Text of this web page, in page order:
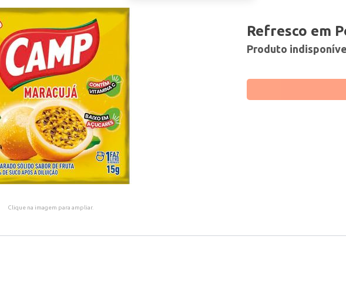
Clique na imagem para ampliar.
Refresco em
Produto